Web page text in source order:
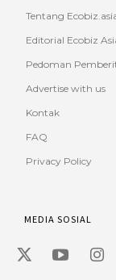
Tentang
Editorial Ecobiz
Pedoman
Advertise with us
Kontak
FAQ
Privacy Policy
MEDIA SOSIAL